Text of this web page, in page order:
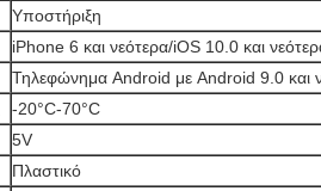
Υποστήριξη
iPhone 6 και νεότερα/iOS 10.0 και
Τηλεφώνημα Android με Android 9.0 και
-20°C-70°C
5V
Πλαστικό